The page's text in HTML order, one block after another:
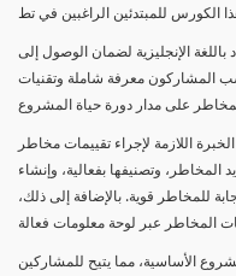
باللغة الإنجليزية لضمان الوصول إلى
المشاركون معرفة شاملة وتقنيات
اللازمة لإجراء تقييمات مخاطر
وتصنيفها بفعالية، وإنشاء
قوية. بالإضافة إلى ذلك،
الأساسية، مما يتيح للمشاركين